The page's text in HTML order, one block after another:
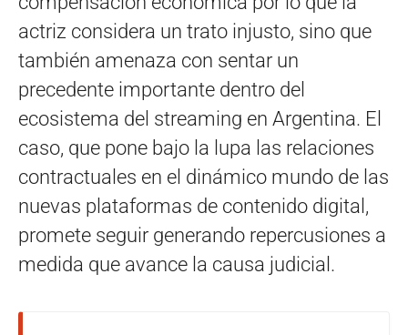
actriz considera un trato injusto, sino que
también amenaza con sentar un
precedente importante dentro del
ecosistema del streaming en Argentina. El
caso, que pone bajo la lupa las relaciones
contractuales en el dinámico mundo de las
nuevas plataformas de contenido digital,
promete seguir generando repercusiones a
medida que avance la causa judicial.